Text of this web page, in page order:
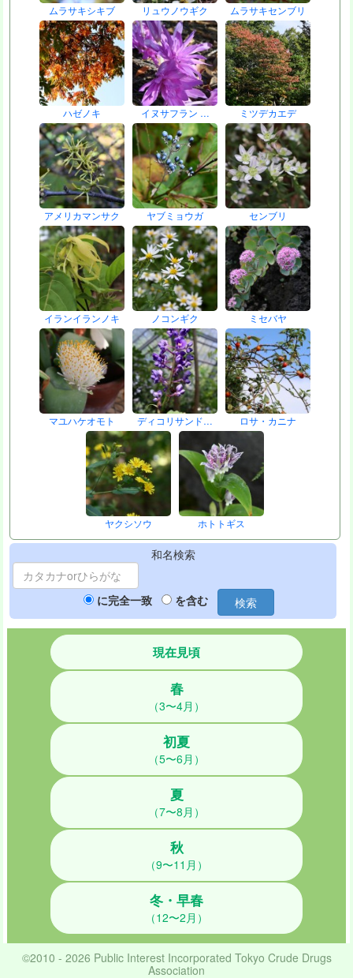
ムラサキシキブ リュウノウギク ムラサキセンブリ
ハゼノキ イヌサフラン … ミツデカエデ
アメリカマンサク ヤブミョウガ センブリ
イランイランノキ ノコンギク ミセバヤ
マユハケオモト ディコリサンド… ロサ・カニナ
ヤクシソウ ホトトギス
和名検索
に完全一致 を含む 検索
現在見頃
春
（3〜4月）
初夏
（5〜6月）
夏
（7〜8月）
秋
（9〜11月）
冬・早春
（12〜2月）
©2010 - 2026 Public Interest Incorporated Tokyo Crude Drugs
Association